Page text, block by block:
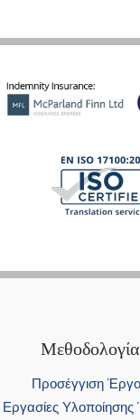
Μεθοδολογία
Προσέγγιση
Εργασίες